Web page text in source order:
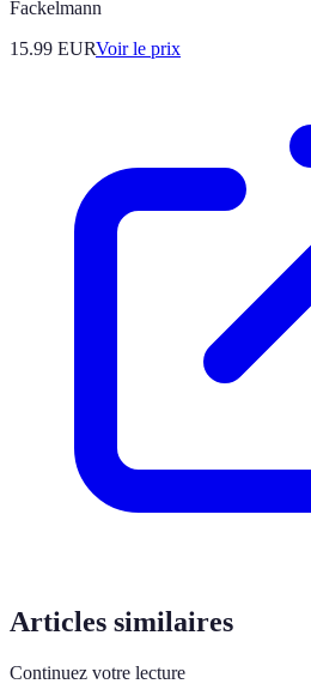
Fackelmann
15.99 EURVoir le prix
Articles similaires
Continuez votre lecture